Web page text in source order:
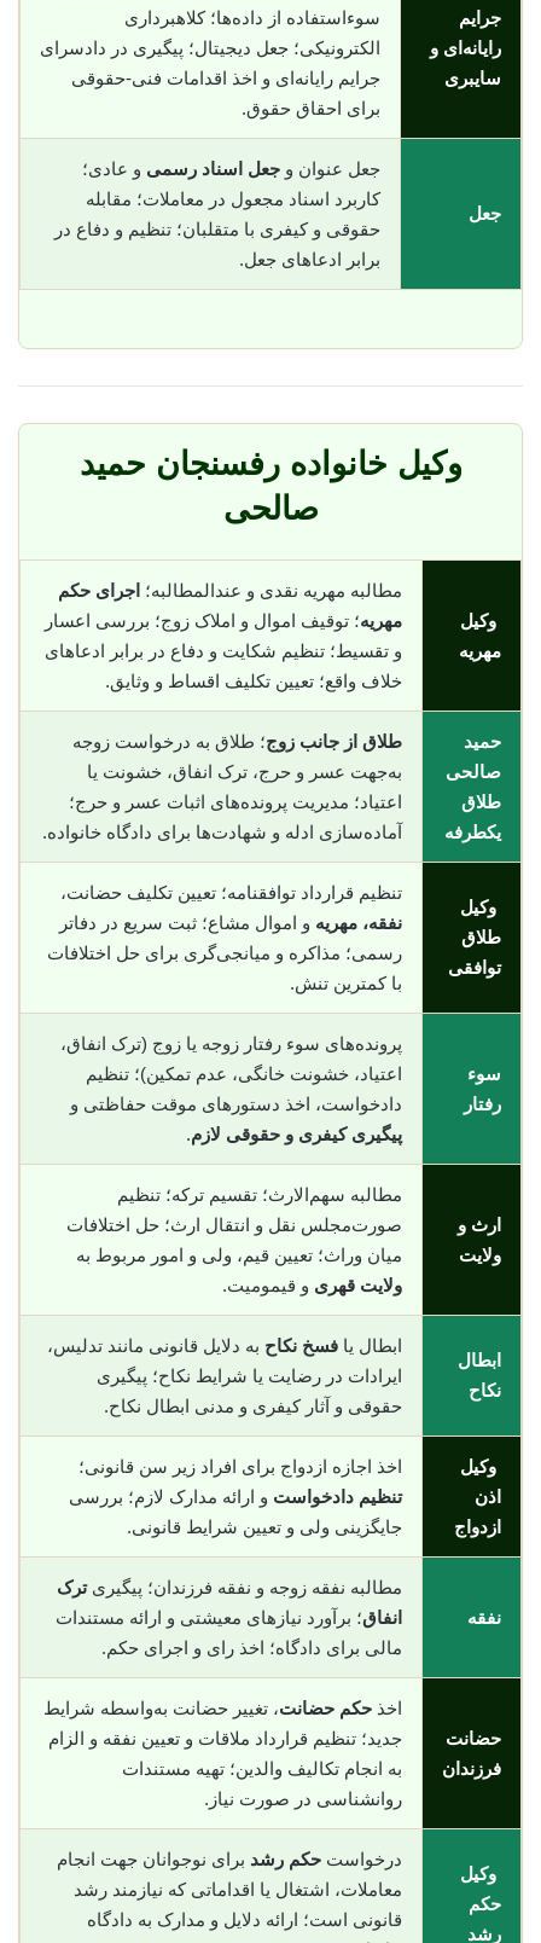
جرایم
رایانه‌ای و
سایبری
سوء‌استفاده از داده‌ها؛ کلاهبرداری
الکترونیکی؛ جعل دیجیتال؛ پیگیری در دادسرای
جرایم رایانه‌ای و اخذ اقدامات فنی-حقوقی
برای احقاق حقوق.
جعل
جعل عنوان و جعل اسناد رسمی و عادی؛
کاربرد اسناد مجعول در معاملات؛ مقابله
حقوقی و کیفری با متقلبان؛ تنظیم و دفاع در
برابر ادعاهای جعل.
وکیل خانواده رفسنجان حمید
صالحی
وکیل
مهریه
مطالبه مهریه نقدی و عندالمطالبه؛ اجرای حکم
مهریه؛ توقیف اموال و املاک زوج؛ بررسی اعسار
و تقسیط؛ تنظیم شکایت و دفاع در برابر ادعاهای
خلاف واقع؛ تعیین تکلیف اقساط و وثایق.
حمید
صالحی
طلاق
یکطرفه
طلاق از جانب زوج؛ طلاق به درخواست زوجه
به‌جهت عسر و حرج، ترک انفاق، خشونت یا
اعتیاد؛ مدیریت پرونده‌های اثبات عسر و حرج؛
آماده‌سازی ادله و شهادت‌ها برای دادگاه خانواده.
وکیل
طلاق
توافقی
تنظیم قرارداد توافقنامه؛ تعیین تکلیف حضانت،
نفقه، مهریه و اموال مشاع؛ ثبت سریع در دفاتر
رسمی؛ مذاکره و میانجی‌گری برای حل اختلافات
با کمترین تنش.
سوء
رفتار
پرونده‌های سوء رفتار زوجه یا زوج (ترک انفاق،
اعتیاد، خشونت خانگی، عدم تمکین)؛ تنظیم
دادخواست، اخذ دستورهای موقت حفاظتی و
پیگیری کیفری و حقوقی لازم.
ارث و
ولایت
مطالبه سهم‌الارث؛ تقسیم ترکه؛ تنظیم
صورت‌مجلس نقل و انتقال ارث؛ حل اختلافات
میان وراث؛ تعیین قیم، ولی و امور مربوط به
ولایت قهری و قیمومیت.
ابطال
نکاح
ابطال یا فسخ نکاح به دلایل قانونی مانند تدلیس،
ایرادات در رضایت یا شرایط نکاح؛ پیگیری
حقوقی و آثار کیفری و مدنی ابطال نکاح.
وکیل
اذن
ازدواج
اخذ اجازه ازدواج برای افراد زیر سن قانونی؛
تنظیم دادخواست و ارائه مدارک لازم؛ بررسی
جایگزینی ولی و تعیین شرایط قانونی.
نفقه
مطالبه نفقه زوجه و نفقه فرزندان؛ پیگیریترک
انفاق؛ برآورد نیازهای معیشتی و ارائه مستندات
مالی برای دادگاه؛ اخذ رای و اجرای حکم.
حضانت
فرزندان
اخذ حکم حضانت، تغییر حضانت به‌واسطه شرایط
جدید؛ تنظیم قرارداد ملاقات و تعیین نفقه و الزام
به انجام تکالیف والدین؛ تهیه مستندات
روانشناسی در صورت نیاز.
وکیل
حکم
رشد
درخواست حکم رشد برای نوجوانان جهت انجام
معاملات، اشتغال یا اقداماتی که نیازمند رشد
قانونی است؛ ارائه دلایل و مدارک به دادگاه